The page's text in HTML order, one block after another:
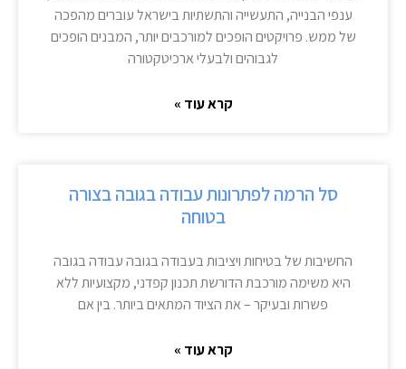
ענפי הבנייה, התעשייה והתשתיות בישראל עוברים מהפכה
של ממש. פרויקטים הופכים למורכבים יותר, המבנים הופכים
לגבוהים ולבעלי ארכיטקטורה
קרא עוד »
סל הרמה לפתרונות עבודה בגובה בצורה
בטוחה
החשיבות של בטיחות ויציבות בעבודה בגובה עבודה בגובה
היא משימה מורכבת הדורשת תכנון קפדני, מקצועיות ללא
פשרות ובעיקר – את הציוד המתאים ביותר. בין אם
קרא עוד »